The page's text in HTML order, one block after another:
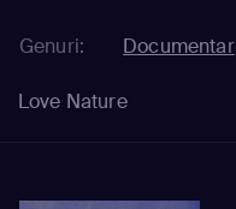
Genuri: Documentar
Love Nature